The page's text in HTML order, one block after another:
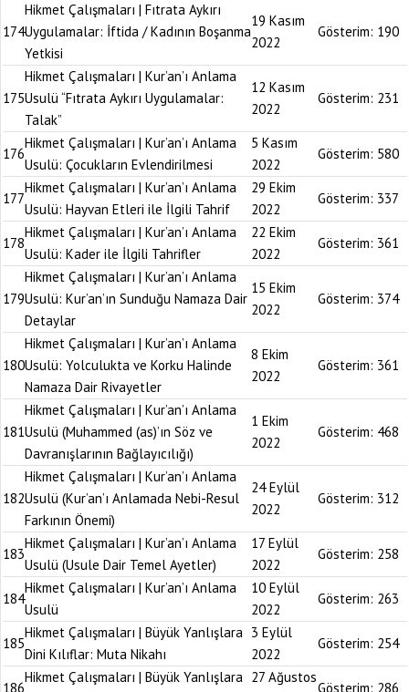
174
Hikmet Çalışmaları | Fıtrata Aykırı
Uygulamalar: İftida / Kadının Boşanma
Yetkisi
19 Kasım
2022
Gösterim: 190
175
Hikmet Çalışmaları | Kur’an’ı Anlama
Usulü “Fıtrata Aykırı Uygulamalar:
Talak”
12 Kasım
2022
Gösterim: 231
176
Hikmet Çalışmaları | Kur’an’ı Anlama
Usulü: Çocukların Evlendirilmesi
5 Kasım
2022
Gösterim: 580
177
Hikmet Çalışmaları | Kur’an’ı Anlama
Usulü: Hayvan Etleri ile İlgili Tahrif
29 Ekim
2022
Gösterim: 337
178
Hikmet Çalışmaları | Kur’an’ı Anlama
Usulü: Kader ile İlgili Tahrifler
22 Ekim
2022
Gösterim: 361
179
Hikmet Çalışmaları | Kur’an’ı Anlama
Usulü: Kur’an’ın Sunduğu Namaza Dair
Detaylar
15 Ekim
2022
Gösterim: 374
180
Hikmet Çalışmaları | Kur’an’ı Anlama
Usulü: Yolculukta ve Korku Halinde
Namaza Dair Rivayetler
8 Ekim
2022
Gösterim: 361
181
Hikmet Çalışmaları | Kur’an’ı Anlama
Usulü (Muhammed (as)’ın Söz ve
Davranışlarının Bağlayıcılığı)
1 Ekim
2022
Gösterim: 468
182
Hikmet Çalışmaları | Kur’an’ı Anlama
Usulü (Kur’an’ı Anlamada Nebi-Resul
Farkının Önemi)
24 Eylül
2022
Gösterim: 312
183
Hikmet Çalışmaları | Kur’an’ı Anlama
Usulü (Usule Dair Temel Ayetler)
17 Eylül
2022
Gösterim: 258
184
Hikmet Çalışmaları | Kur’an’ı Anlama
Usulü
10 Eylül
2022
Gösterim: 263
185
Hikmet Çalışmaları | Büyük Yanlışlara
Dini Kılıflar: Muta Nikahı
3 Eylül
2022
Gösterim: 254
186
Hikmet Çalışmaları | Büyük Yanlışlara 27 Ağustos
Gösterim: 286